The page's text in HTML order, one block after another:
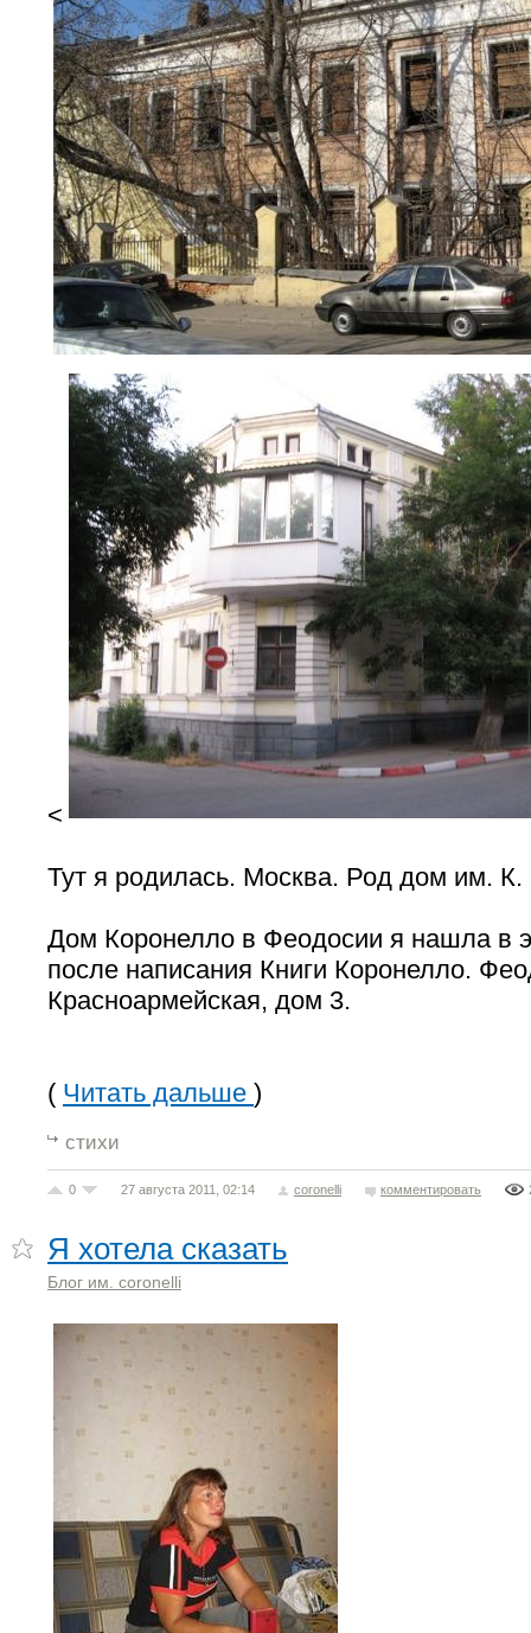
<
Тут я родилась. Москва. Род дом им. К.
Дом Коронелло в Феодосии я нашла в
после написания Книги Коронелло.
Красноармейская, дом 3.
( Читать дальше )
стихи
0 27 августа 2011, 02:14 coronelli комментировать
Я хотела сказать
Блог им. coronelli